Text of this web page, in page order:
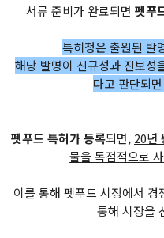
서류 준비가 완료되면 펫푸
특허청은 출원된 발
해당 발명이 신규성과 진보성
다고 판단되
펫푸드 특허가 등록되면, 20년
물을 독점적으로
이를 통해 펫푸드 시장에서
통해 시장을